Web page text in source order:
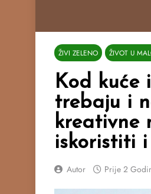
ŽIVI ZELENO ŽIVOT U
Kod kuće
trebaju i
kreativne
iskoristiti
Autor Prije 2